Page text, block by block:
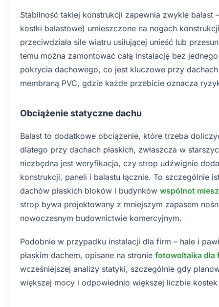
Stabilność takiej konstrukcji zapewnia zwykle balast
kostki balastowe) umieszczone na nogach
przeciwdziała sile wiatru usiłującej unieść lub
temu można zamontować całą instalację bez
pokrycia dachowego, co jest kluczowe przy
membraną PVC, gdzie każde przebicie oznacza
Obciążenie statyczne dachu
Balast to dodatkowe obciążenie, które trzeba
dlatego przy dachach płaskich, zwłaszcza w
niezbędna jest weryfikacja, czy strop udźwignie
konstrukcji, paneli i balastu łącznie. To szczególnie
dachów płaskich bloków i budynków wspólnot
strop bywa projektowany z mniejszym zapasem
nowoczesnym budownictwie komercyjnym.
Podobnie w przypadku instalacji dla firm – hale i
płaskim dachem, opisane na stronie fotowoltaika dla
wcześniejszej analizy statyki, szczególnie gdy
większej mocy i odpowiednio większej liczbie